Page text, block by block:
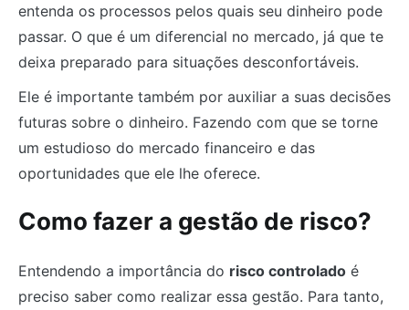
entenda os processos pelos quais seu dinheiro pode
passar. O que é um diferencial no mercado, já que te
deixa preparado para situações desconfortáveis.
Ele é importante também por auxiliar a suas decisões
futuras sobre o dinheiro. Fazendo com que se torne
um estudioso do mercado financeiro e das
oportunidades que ele lhe oferece.
Como fazer a gestão de risco?
Entendendo a importância do risco controlado é
preciso saber como realizar essa gestão. Para tanto,